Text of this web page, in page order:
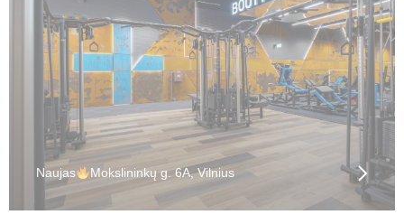
Naujas Mokslininkų g. 6A, Vilnius